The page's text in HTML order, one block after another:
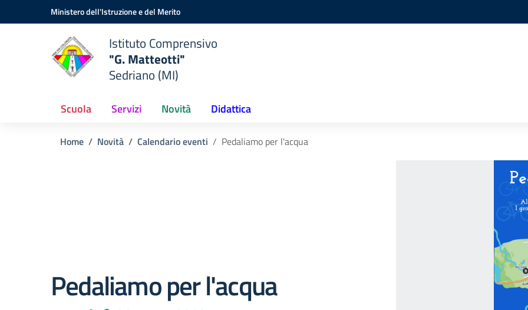
Vai ai contenuti
Vai al menu di navigazioneMinistero dell'Istruzione e del Merito
Istituto Comprensivo
"G. Matteotti"
Sedriano (MI)
Scuola Servizi Novità Didattica
Home Novità Calendario eventi Pedaliamo per l'acqua
Pedaliamo per l'acqua